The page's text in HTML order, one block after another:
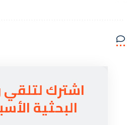
اشترك لتلقي
البحثية